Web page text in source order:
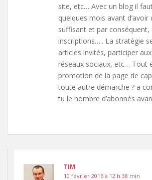
site, etc… Avec un blog il
quelques mois avant d’avoir
suffisant et par conséquent,
inscriptions….. La stratégie
articles invités, participer
réseaux sociaux, etc… Tout
promotion de la page de
toute autre démarche ? a
tu le nombre d’abonnés
TIM
10 février 2016 à 12 h 38 min